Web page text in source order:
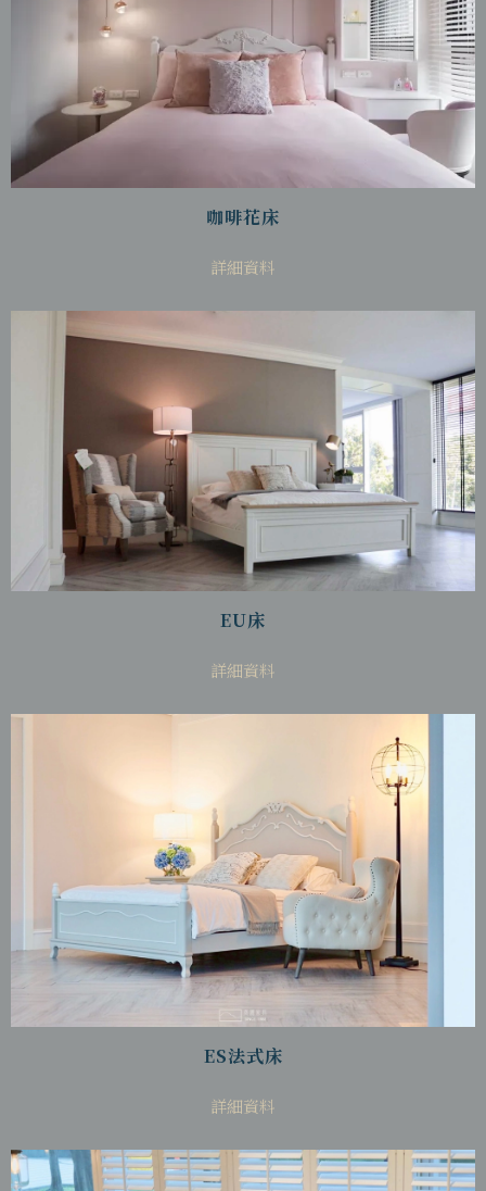
咖啡花床
詳細資料
EU床
詳細資料
ES法式床
詳細資料